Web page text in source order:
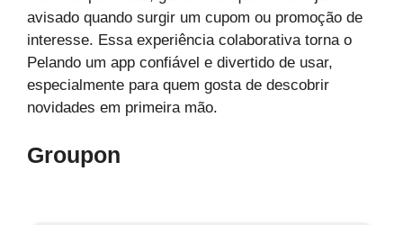
avisado quando surgir um cupom ou promoção de
interesse. Essa experiência colaborativa torna o
Pelando um app confiável e divertido de usar,
especialmente para quem gosta de descobrir
novidades em primeira mão.
Groupon